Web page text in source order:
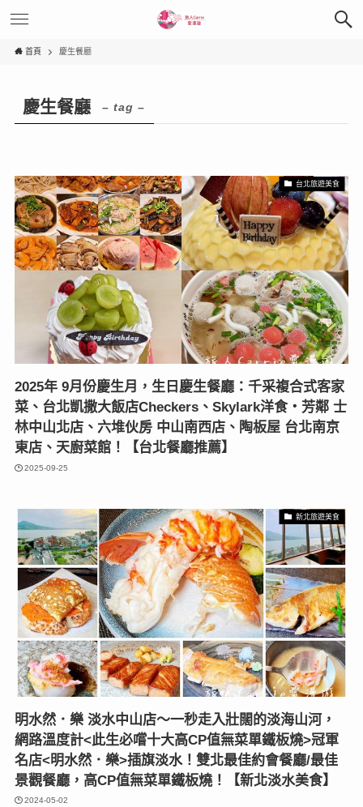
首頁 慶生餐廳
慶生餐廳 – tag –
台北旅遊美食
2025年 9月份慶生月，生日慶生餐廳：千采複合式客家
菜、台北凱撒大飯店Checkers、Skylark洋食‧芳鄰 士
林中山北店、六堆伙房 中山南西店、陶板屋 台北南京
東店、天廚菜館！【台北餐廳推薦】
2025-09-25
新北旅遊美食
明水然．樂 淡水中山店〜一秒走入壯闊的淡海山河，
網路溫度計<此生必嚐十大高CP值無菜單鐵板燒>冠軍
名店<明水然．樂>插旗淡水！雙北最佳約會餐廳/最佳
景觀餐廳，高CP值無菜單鐵板燒！【新北淡水美食】
2024-05-02